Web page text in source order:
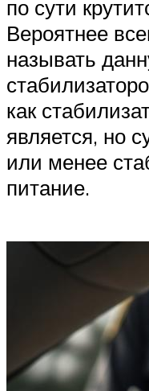
по сути
Вероятнее
называть
как
является, но
или менее
питание.